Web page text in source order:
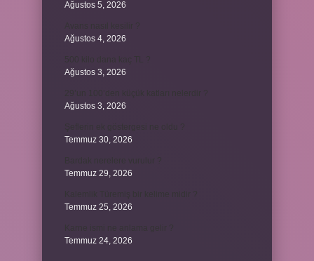
Ağustos 5, 2026
Ağustos 4, 2026
Ağustos 3, 2026
Ağustos 3, 2026
Temmuz 30, 2026
Temmuz 29, 2026
Temmuz 25, 2026
Temmuz 24, 2026